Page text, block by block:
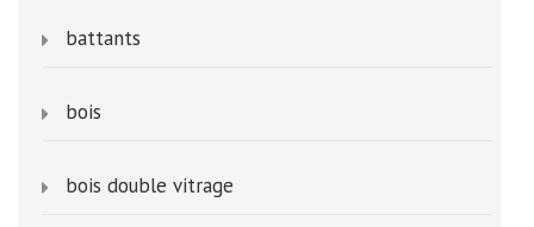
battants
bois
bois double vitrage